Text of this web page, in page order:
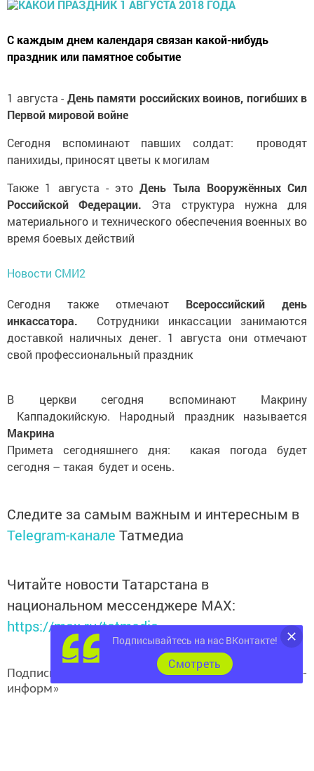
С каждым днем календаря связан какой-нибудь
праздник или памятное событие
1 августа - День памяти российских воинов, погибших в
Первой мировой войне
Сегодня вспоминают павших солдат: проводят
панихиды, приносят цветы к могилам
Также 1 августа - это День Тыла Вооружённых Сил
Российской Федерации. Эта структура нужна для
материального и технического обеспечения военных во
время боевых действий
Новости СМИ2
Сегодня также отмечают Всероссийский день
инкассатора.
Сотрудники инкассации занимаются
доставкой наличных денег. 1 августа они отмечают
свой профессиональный праздник
В церкви сегодня вспоминают Макрину
Каппадокийскую. Народный праздник называется
Макрина
Примета сегодняшнего дня: какая погода будет
сегодня – такая будет и осень.
Следите за самым важным и интересным в
Telegram-канале Татмедиа
Читайте новости Татарстана в
национальном мессенджере MАХ:
https://max.ru/tatmedia
Подписывайтесь на нашканалMAX«Чистополь-
информ»
Подписывайтесь на нас ВКонтакте!
Cмотреть